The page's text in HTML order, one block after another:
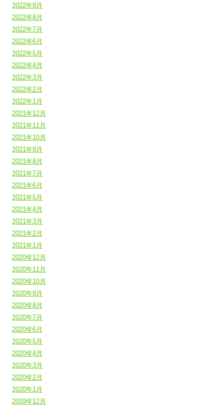
2022年9月
2022年8月
2022年7月
2022年6月
2022年5月
2022年4月
2022年3月
2022年2月
2022年1月
2021年12月
2021年11月
2021年10月
2021年9月
2021年8月
2021年7月
2021年6月
2021年5月
2021年4月
2021年3月
2021年2月
2021年1月
2020年12月
2020年11月
2020年10月
2020年9月
2020年8月
2020年7月
2020年6月
2020年5月
2020年4月
2020年3月
2020年2月
2020年1月
2019年12月